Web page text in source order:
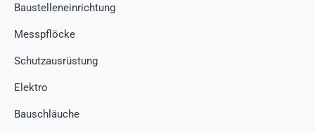
Baustelleneinrichtung
Messpflöcke
Schutzausrüstung
Elektro
Bauschläuche